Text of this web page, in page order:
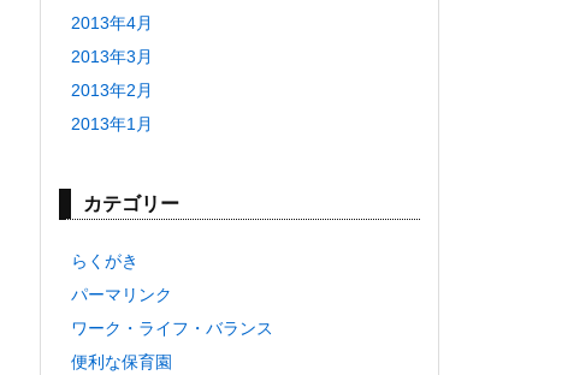
2013年4月
2013年3月
2013年2月
2013年1月
カテゴリー
らくがき
パーマリンク
ワーク・ライフ・バランス
便利な保育園